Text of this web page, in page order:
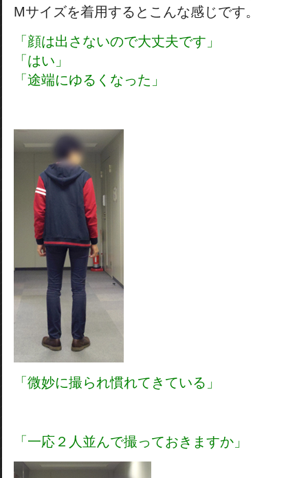
Mサイズを着用するとこんな感じです。
「顔は出さないので大丈夫です」
「はい」
「途端にゆるくなった」
「微妙に撮られ慣れてきている」
「一応２人並んで撮っておきますか」